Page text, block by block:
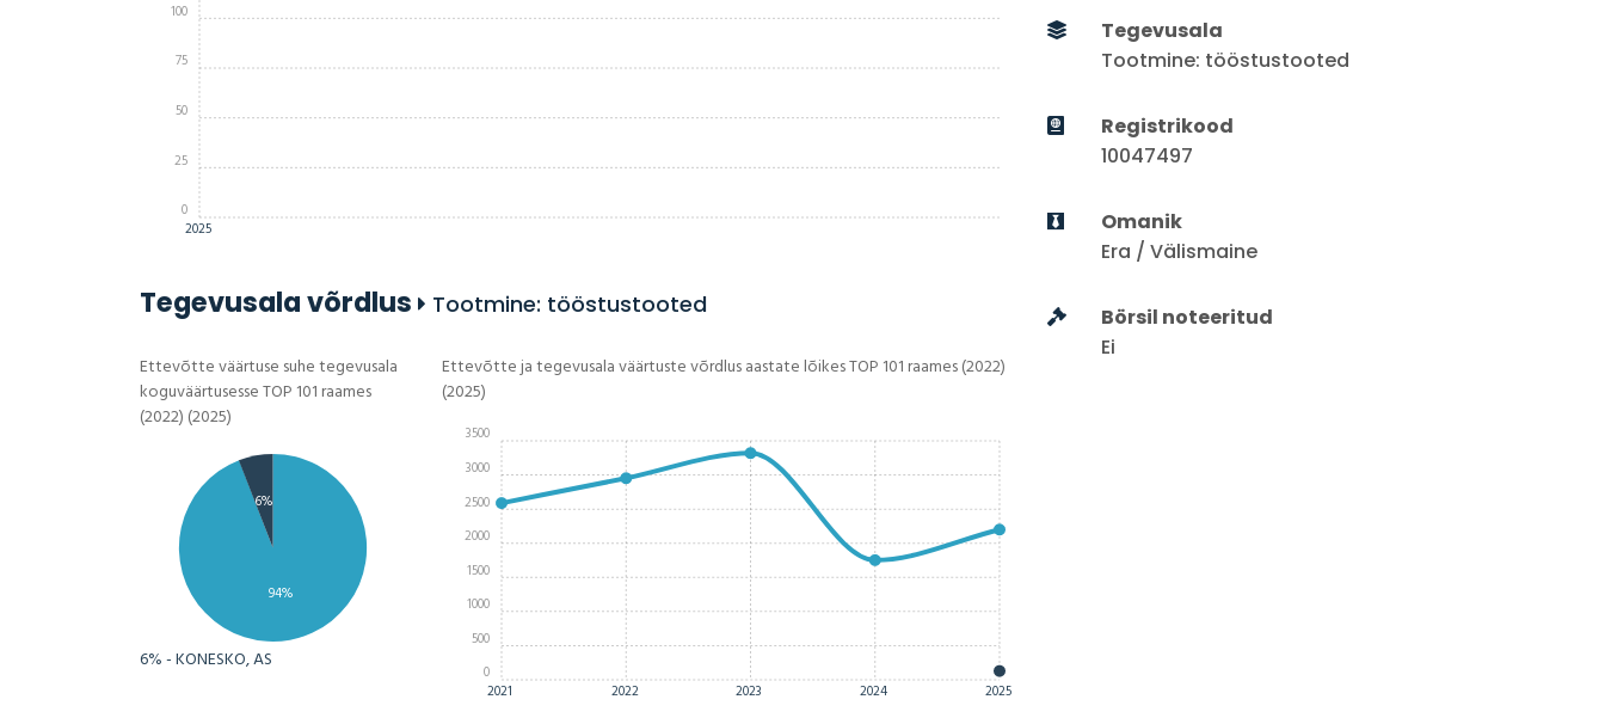
2025
0
25
50
75
100
Tegevusala võrdlus Tootmine: tööstustooted
Ettevõtte väärtuse suhe tegevusala
koguväärtusesse TOP 101 raames
(2022) (2025)
94%
6%
6% - KONESKO, AS
Ettevõtte ja tegevusala väärtuste võrdlus aastate lõikes TOP 101 raames (2022)
(2025)
2021 2022 2023 2024 2025
0
500
1000
1500
2000
2500
3000
3500
Tegevusala
Tootmine: tööstustooted
Registrikood
10047497
Omanik
Era / Välismaine
Börsil noteeritud
Ei